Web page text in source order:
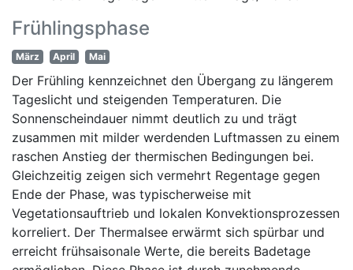
Frühlingsphase
März April Mai
Der Frühling kennzeichnet den Übergang zu längerem
Tageslicht und steigenden Temperaturen. Die
Sonnenscheindauer nimmt deutlich zu und trägt
zusammen mit milder werdenden Luftmassen zu einem
raschen Anstieg der thermischen Bedingungen bei.
Gleichzeitig zeigen sich vermehrt Regentage gegen
Ende der Phase, was typischerweise mit
Vegetationsauftrieb und lokalen Konvektionsprozessen
korreliert. Der Thermalsee erwärmt sich spürbar und
erreicht frühsaisonale Werte, die bereits Badetage